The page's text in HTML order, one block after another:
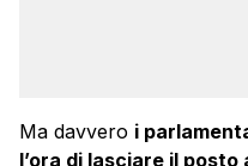
Ma davvero i
l’ora di lasciare il